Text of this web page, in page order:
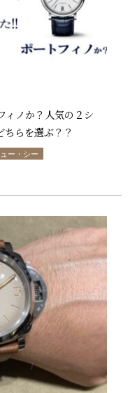
ィノか？人気の２シ
ちらを選ぶ？？
ー・シー